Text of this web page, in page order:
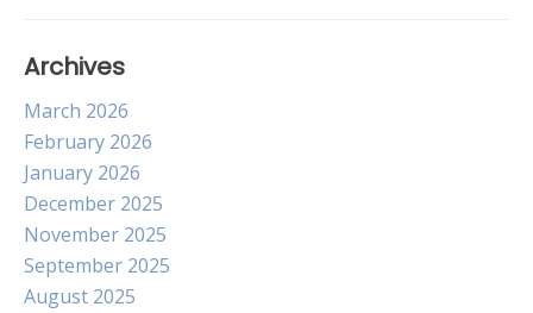
Archives
March 2026
February 2026
January 2026
December 2025
November 2025
September 2025
August 2025